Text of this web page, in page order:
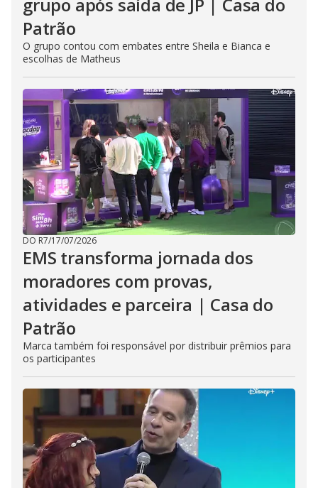
Patrão
O grupo contou com embates entre Sheila e Bianca e
escolhas de Matheus
DO R7/17/07/2026
EMS transforma jornada dos
moradores com provas,
atividades e parceira | Casa do
Patrão
Marca também foi responsável por distribuir prêmios para
os participantes